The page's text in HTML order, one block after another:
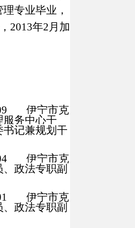
理专业毕业，
2013年2月加
伊宁市克
服务中心干
书记兼规划干
伊宁市克
政法专职副
伊宁市克
政法专职副